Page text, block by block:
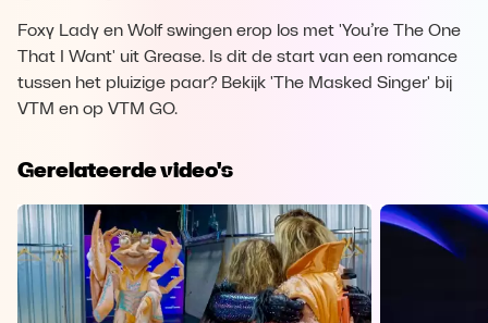
Foxy Lady en Wolf swingen erop los met 'You’re The One
That I Want' uit Grease. Is dit de start van een romance
tussen het pluizige paar? Bekijk 'The Masked Singer' bij
VTM en op VTM GO.
Gerelateerde video's